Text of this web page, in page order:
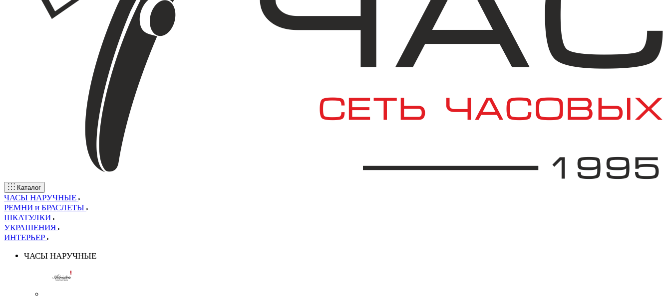
Каталог
ЧАСЫ НАРУЧНЫЕ
РЕМНИ и БРАСЛЕТЫ
ШКАТУЛКИ
УКРАШЕНИЯ
ИНТЕРЬЕР
ЧАСЫ НАРУЧНЫЕ